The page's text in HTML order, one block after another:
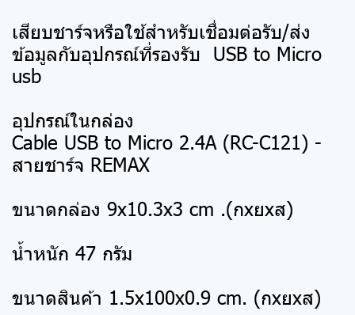
เสียบชาร์จหรือใช้สำหรับเชื่อมต่อรับ/ส่ง
ข้อมูลกับอุปกรณ์ที่รองรับ USB to Micro
usb
อุปกรณ์ในกล่อง
Cable USB to Micro 2.4A (RC-C121) -
สายชาร์จ REMAX
ขนาดกล่อง 9x10.3x3 cm .(กxยxส)
น้ำหนัก 47 กรัม
ขนาดสินค้า 1.5x100x0.9 cm. (กxยxส)